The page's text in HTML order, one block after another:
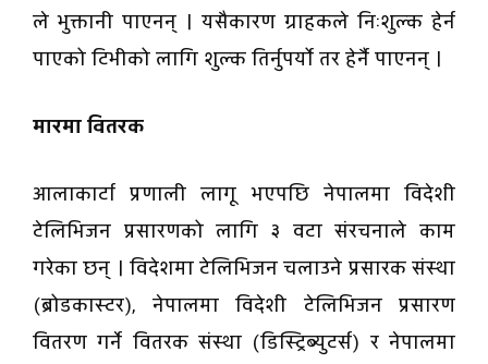
ले भुक्तानी पाएनन् । यसैकारण ग्राहकले निःशुल्क हेर्न
पाएको टिभीको लागि शुल्क तिर्नुपर्यो तर हेर्नै पाएनन् ।
मारमा वितरक
आलाकार्टा प्रणाली लागू भएपछि नेपालमा विदेशी
टेलिभिजन प्रसारणको लागि ३ वटा संरचनाले काम
गरेका छन् । विदेशमा टेलिभिजन चलाउने प्रसारक संस्था
(ब्रोडकास्टर), नेपालमा विदेशी टेलिभिजन प्रसारण
वितरण गर्ने वितरक संस्था (डिस्ट्रिब्युटर्स) र नेपालमा